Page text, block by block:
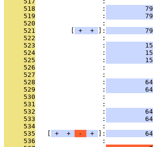
     518
                 :
     519
                 :
     520
:
     521
+ + ]:
     522
:
     523
                 :
     524
                 :
     525
                 :
     526
:
     527
:
     528
                 :
     529
                 :
     530
:
     531
:
     532
                 :
     533
                 :
     534
:
     535
+ + - + ]:
     536
: